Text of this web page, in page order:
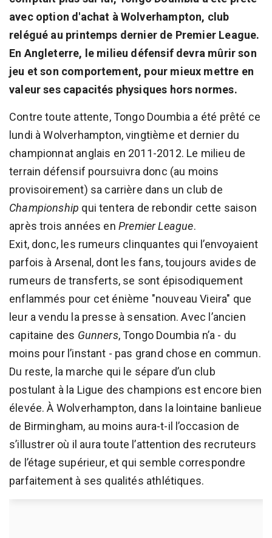
avec option d'achat à Wolverhampton, club
relégué au printemps dernier de Premier League.
En Angleterre, le milieu défensif devra mûrir son
jeu et son comportement, pour mieux mettre en
valeur ses capacités physiques hors normes.
Contre toute attente, Tongo Doumbia a été prêté ce
lundi à Wolverhampton, vingtième et dernier du
championnat anglais en 2011-2012. Le milieu de
terrain défensif poursuivra donc (au moins
provisoirement) sa carrière dans un club de
Championship qui tentera de rebondir cette saison
après trois années en Premier League.
Exit, donc, les rumeurs clinquantes qui l’envoyaient
parfois à Arsenal, dont les fans, toujours avides de
rumeurs de transferts, se sont épisodiquement
enflammés pour cet énième "nouveau Vieira" que
leur a vendu la presse à sensation. Avec l’ancien
capitaine des Gunners, Tongo Doumbia n’a - du
moins pour l’instant - pas grand chose en commun.
Du reste, la marche qui le sépare d’un club
postulant à la Ligue des champions est encore bien
élevée. À Wolverhampton, dans la lointaine banlieue
de Birmingham, au moins aura-t-il l’occasion de
s’illustrer où il aura toute l’attention des recruteurs
de l’étage supérieur, et qui semble correspondre
parfaitement à ses qualités athlétiques.